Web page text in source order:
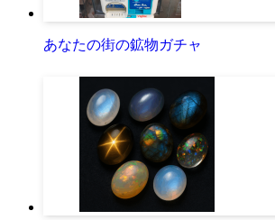
あなたの街の鉱物ガチャ